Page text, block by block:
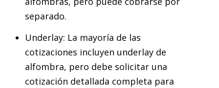
separado.
Underlay: La mayoría de las
cotizaciones incluyen underlay de
alfombra, pero debe solicitar una
cotización detallada completa para